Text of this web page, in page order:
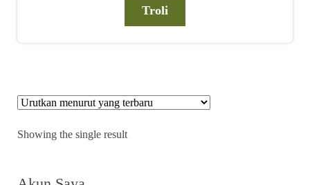
Troli
Showing the single result